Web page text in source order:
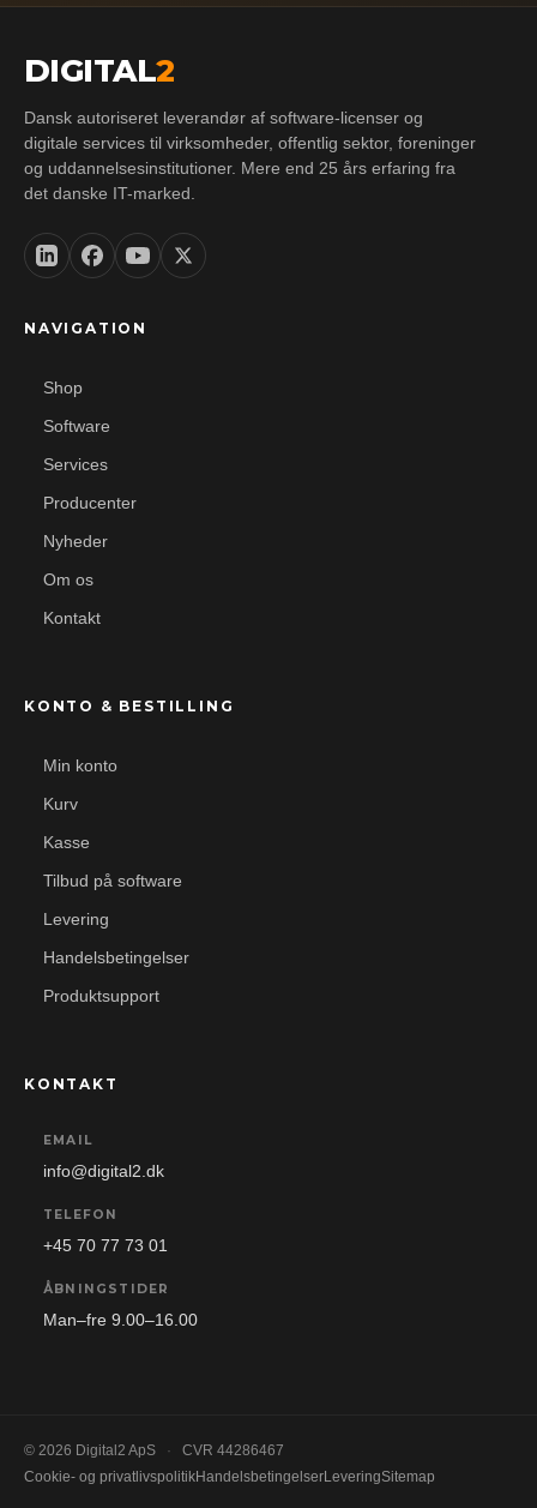
DIGITAL2
Dansk autoriseret leverandør af software-licenser og
digitale services til virksomheder, offentlig sektor, foreninger
og uddannelsesinstitutioner. Mere end 25 års erfaring fra
det danske IT-marked.
NAVIGATION
Shop
Software
Services
Producenter
Nyheder
Om os
Kontakt
KONTO & BESTILLING
Min konto
Kurv
Kasse
Tilbud på software
Levering
Handelsbetingelser
Produktsupport
KONTAKT
EMAIL
info@digital2.dk
TELEFON
+45 70 77 73 01
ÅBNINGSTIDER
Man–fre 9.00–16.00
© 2026 Digital2 ApS ·
CVR 44286467
Cookie- og privatlivspolitikHandelsbetingelserLeveringSitemap